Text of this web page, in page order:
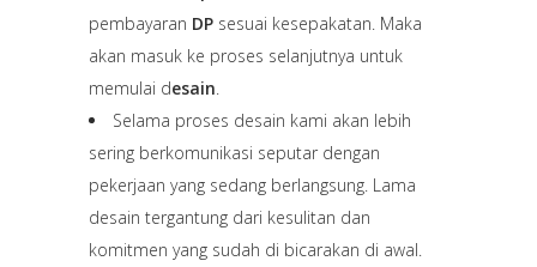
pembayaran DP sesuai kesepakatan. Maka
akan masuk ke proses selanjutnya untuk
memulai desain.
Selama proses desain kami akan lebih
sering berkomunikasi seputar dengan
pekerjaan yang sedang berlangsung. Lama
desain tergantung dari kesulitan dan
komitmen yang sudah di bicarakan di awal.